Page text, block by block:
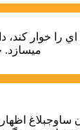
را خوار كند،
میسازد.
ساوجبلاغ